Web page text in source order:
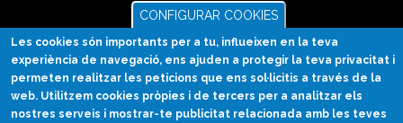
Divulgació científica
en català
divulcat@divulcat.cat
(+34) 934 120 030
CONFIGURAR COOKIES
Les cookies són importants per a tu, influeixen en la teva
experiència de navegació, ens ajuden a protegir la teva privacitat i
permeten realitzar les peticions que ens sol·licitis a través de la
web. Utilitzem cookies pròpies i de tercers per a analitzar els
nostres serveis i mostrar-te publicitat relacionada amb les teves